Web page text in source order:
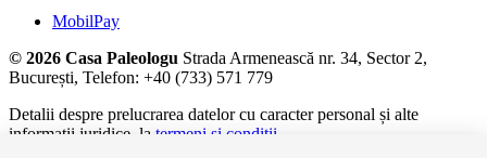
MobilPay
© 2026 Casa Paleologu Strada Armenească nr. 34, Sector 2,
București, Telefon: +40 (733) 571 779
Detalii despre prelucrarea datelor cu caracter personal și alte
informații juridice, la termeni și condiții.